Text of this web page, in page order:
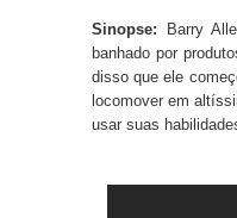
Sinopse:
Barry
banhado por
disso que ele
locomover em
usar suas